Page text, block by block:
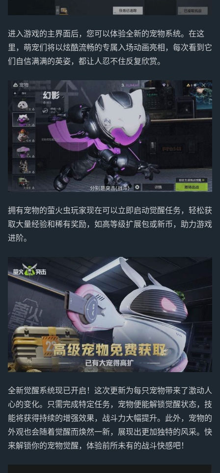
进入游戏的主界面后，您可以体验全新的宠物系统。在这
里，萌宠们将以炫酷流畅的专属入场动画亮相，每次看到它
们自信满满的英姿，都让人忍不住反复欣赏。
拥有宠物的萤火虫玩家现在可以立即启动觉醒任务，轻松获
取大量经验和稀有奖励，如高等级扩展包或新币，助力游戏
进阶。
全新觉醒系统现已开启！这次更新为每只宠物带来了激动人
心的变化。只需完成特定任务，宠物便能解锁觉醒状态，技
能将获得持续的增强效果，战斗力大幅提升。此外，宠物的
外观也会随着觉醒而焕然一新，展现出更加独特的风采。快
来解锁你的宠物觉醒，体验前所未有的战斗快感吧！